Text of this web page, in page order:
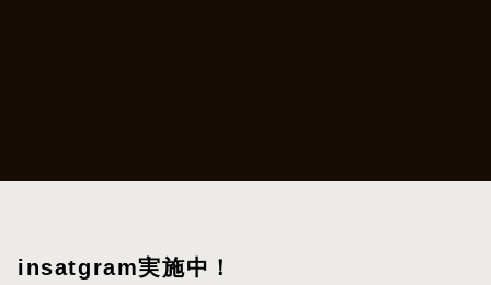
insatgram実施中！